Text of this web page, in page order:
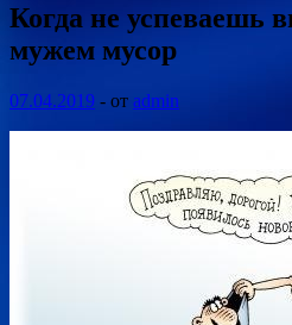
Когда не успеваешь
мужем мусор
07.04.2019 - от admin